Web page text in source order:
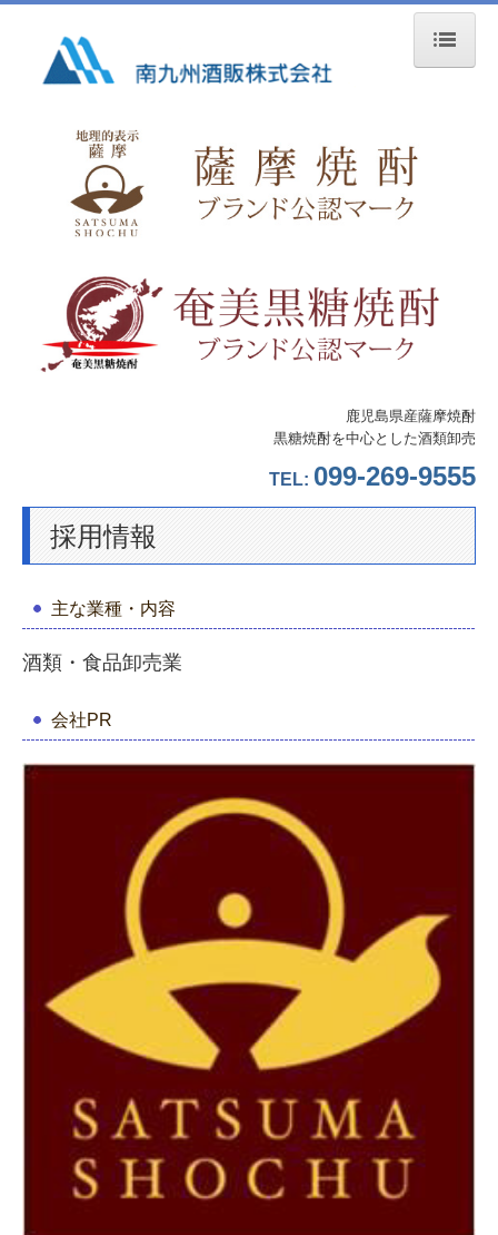
会社概要
ご挨拶
概要・沿革・組織図
事業所案内
採用情報
卸売業
新商品
南九州酒販オリジナル
取扱店舗紹介
焼酎が買えるお店
焼酎が飲めるお店
お得意先酒販店様向け
フロムゼロ
焼酎コラム
鹿児島県産薩摩焼酎
黒糖焼酎を中心とした酒類卸売
TEL: 099-269-9555
採用情報
主な業種・内容
酒類・食品卸売業
会社PR